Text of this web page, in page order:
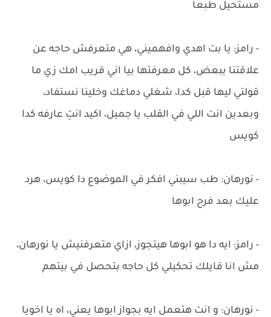
مستحيل طبعا
- رامز: يا بت اهدي وافهميني، هي متعرفش حاجه عن
علاقتنا ببعض، كل معرفتها بيا اني قريب امك زي ما
قولتي ليها قبل كدا، شغلي دماغك وخلينا نستفاد،
وبعدين انت اللي في القلب يا جميل، اكيد انتِ عارفه كدا
كويس
- نورهان: طب سيبني افكر في الموضوع دا كويس، هرد
عليك بعد فرح ابوها
- رامز: ايه دا هو ابوها هيتجوز، ازاي متعرفنيش يا نورهان،
مش انا قايلك تحكيلي كل حاجه بتحصل في بيتهم
- نورهان: و انت هتعمل ايه بجواز ابوها يعني، اه يا اخويا